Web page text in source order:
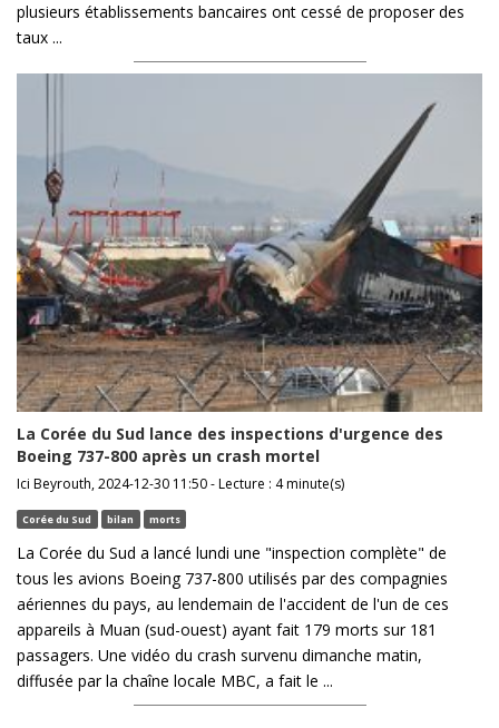
plusieurs établissements bancaires ont cessé de proposer des
taux ...
La Corée du Sud lance des inspections d'urgence des
Boeing 737-800 après un crash mortel
Ici Beyrouth, 2024-12-30 11:50 - Lecture : 4 minute(s)
Corée du Sud bilan morts
La Corée du Sud a lancé lundi une "inspection complète" de
tous les avions Boeing 737-800 utilisés par des compagnies
aériennes du pays, au lendemain de l'accident de l'un de ces
appareils à Muan (sud-ouest) ayant fait 179 morts sur 181
passagers. Une vidéo du crash survenu dimanche matin,
diffusée par la chaîne locale MBC, a fait le ...